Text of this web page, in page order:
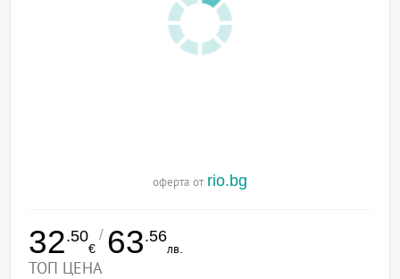
оферта от rio.bg
32.50
€
/ 63.56
лв.
ТОП ЦЕНА